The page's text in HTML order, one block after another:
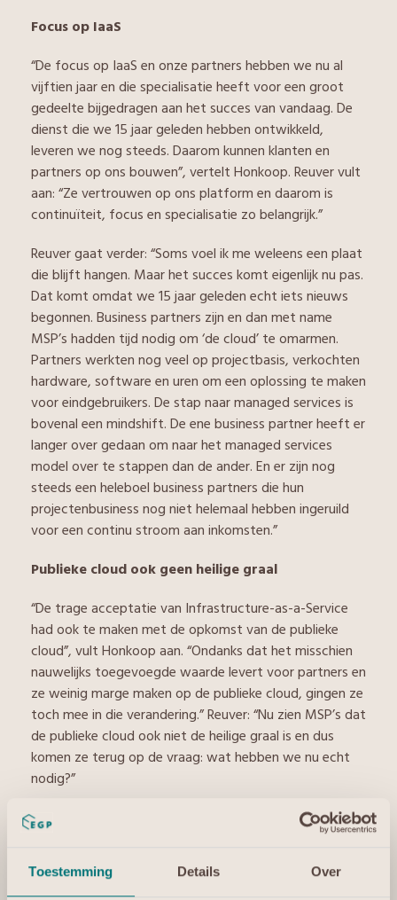
Toestemming Details Over
Focus op IaaS
“De focus op IaaS en onze partners hebben we nu al
vijftien jaar en die specialisatie heeft voor een groot
gedeelte bijgedragen aan het succes van vandaag. De
dienst die we 15 jaar geleden hebben ontwikkeld,
leveren we nog steeds. Daarom kunnen klanten en
partners op ons bouwen”, vertelt Honkoop. Reuver vult
aan: “Ze vertrouwen op ons platform en daarom is
continuïteit, focus en specialisatie zo belangrijk.”
Reuver gaat verder: “Soms voel ik me weleens een plaat
die blijft hangen. Maar het succes komt eigenlijk nu pas.
Dat komt omdat we 15 jaar geleden echt iets nieuws
begonnen. Business partners zijn en dan met name
MSP’s hadden tijd nodig om ‘de cloud’ te omarmen.
Partners werkten nog veel op projectbasis, verkochten
hardware, software en uren om een oplossing te maken
voor eindgebruikers. De stap naar managed services is
bovenal een mindshift. De ene business partner heeft er
langer over gedaan om naar het managed services
model over te stappen dan de ander. En er zijn nog
steeds een heleboel business partners die hun
projectenbusiness nog niet helemaal hebben ingeruild
voor een continu stroom aan inkomsten.”
Publieke cloud ook geen heilige graal
“De trage acceptatie van Infrastructure-as-a-Service
had ook te maken met de opkomst van de publieke
cloud”, vult Honkoop aan. “Ondanks dat het misschien
nauwelijks toegevoegde waarde levert voor partners en
ze weinig marge maken op de publieke cloud, gingen ze
toch mee in die verandering.” Reuver: “Nu zien MSP’s dat
de publieke cloud ook niet de heilige graal is en dus
komen ze terug op de vraag: wat hebben we nu echt
nodig?”
De reden waarom de publieke cloud niet alle beloften
inlost die het beloofde heeft onder andere te maken
hebben draaien en eisen die ze stellen aan die